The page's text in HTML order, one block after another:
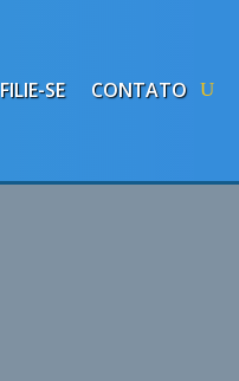
FILIE-SE CONTATO